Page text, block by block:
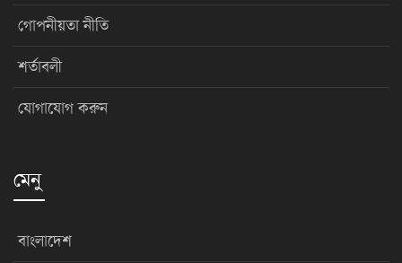
গোপনীয়তা নীতি
শর্তাবলী
যোগাযোগ করুন
মেনু
বাংলাদেশ